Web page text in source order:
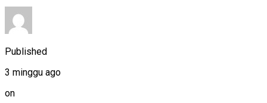
Published
3 minggu ago
on